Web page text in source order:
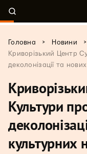
Головна > Новини
>
Криворізький Центр
деколонізації та
Культури
культурних